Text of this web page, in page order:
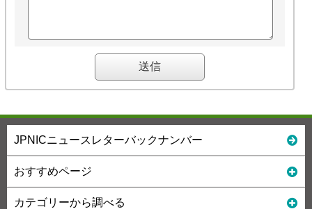
JPNICニュースレターバックナンバー
おすすめページ
カテゴリーから調べる